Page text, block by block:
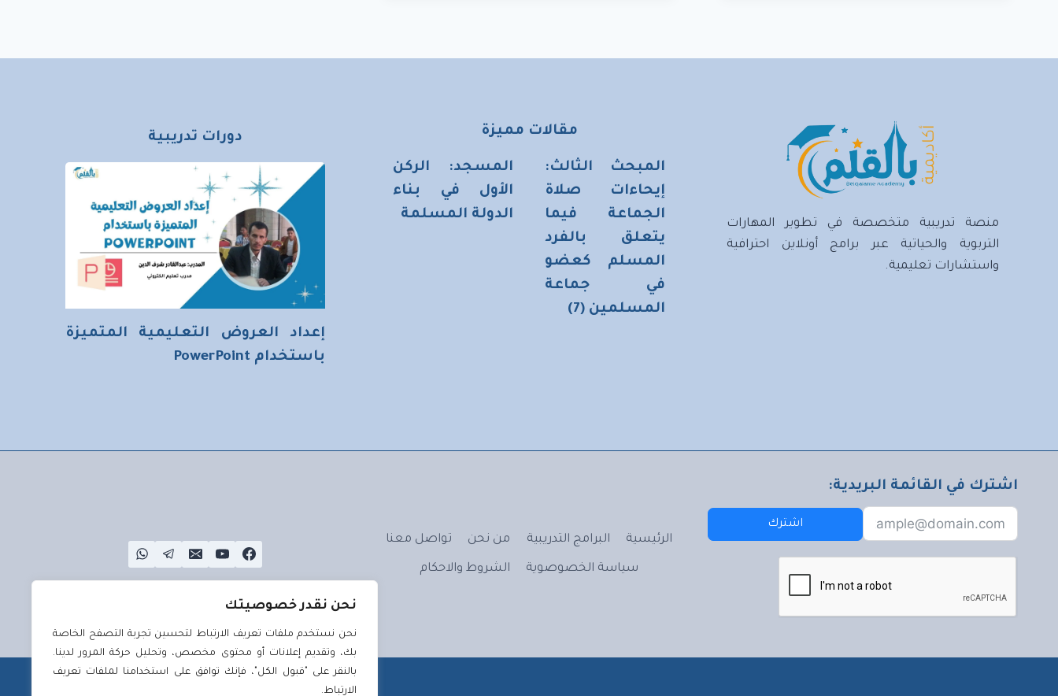
نحن نقدر خصوصيتك
نحن نستخدم ملفات تعريف الارتباط لتحسين تجربة التصفح الخاصة
بك، وتقديم إعلانات أو محتوى مخصص، وتحليل حركة المرور لدينا.
بالنقر على "قبول الكل"، فإنك توافق على استخدامنا لملفات تعريف
الارتباط.
منصة تدريبية متخصصة في تطوير المهارات
التربوية والحياتية عبر برامج أونلاين احترافية
واستشارات تعليمية.
مقالات مميزة
المبحث الثالث:
إيحاءات صلاة
الجماعة فيما
يتعلق بالفرد
المسلم كعضو
في جماعة
المسلمين (7)
المسجد: الركن
الأول في بناء
الدولة المسلمة
دورات تدريبية
إعداد العروض التعليمية المتميزة
باستخدام PowerPoint
اشترك في القائمة البريدية:
اشترك
الرئيسية البرامج التدريبية من نحن تواصل معنا
سياسة الخصوصوية الشروط والاحكام